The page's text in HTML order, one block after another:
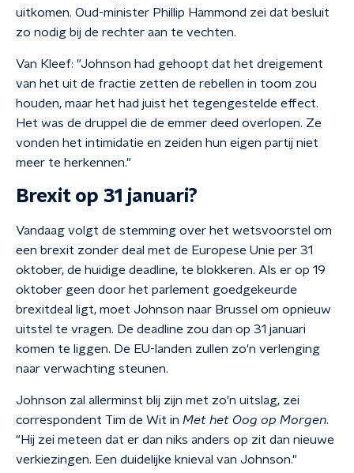
uitkomen. Oud-minister Phillip Hammond zei dat besluit
zo nodig bij de rechter aan te vechten.
Van Kleef: "Johnson had gehoopt dat het dreigement
van het uit de fractie zetten de rebellen in toom zou
houden, maar het had juist het tegengestelde effect.
Het was de druppel die de emmer deed overlopen. Ze
vonden het intimidatie en zeiden hun eigen partij niet
meer te herkennen."
Brexit op 31 januari?
Vandaag volgt de stemming over het wetsvoorstel om
een brexit zonder deal met de Europese Unie per 31
oktober, de huidige deadline, te blokkeren. Als er op 19
oktober geen door het parlement goedgekeurde
brexitdeal ligt, moet Johnson naar Brussel om opnieuw
uitstel te vragen. De deadline zou dan op 31 januari
komen te liggen. De EU-landen zullen zo'n verlenging
naar verwachting steunen.
Johnson zal allerminst blij zijn met zo'n uitslag, zei
correspondent Tim de Wit in Met het Oog op Morgen.
"Hij zei meteen dat er dan niks anders op zit dan nieuwe
verkiezingen. Een duidelijke knieval van Johnson."